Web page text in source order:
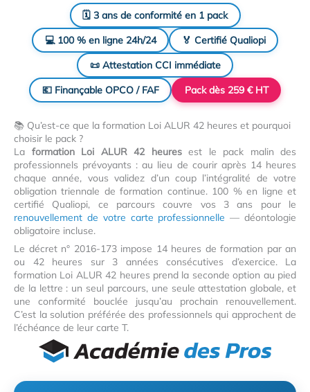
🗓️ 3 ans de conformité en 1 pack
💻 100 % en ligne 24h/24
🏅 Certifié Qualiopi
📜 Attestation CCI immédiate
💶 Finançable OPCO / FAF
Pack dès 259 € HT
📚 Qu’est-ce que la formation Loi ALUR 42 heures et pourquoi
choisir le pack ?
La formation Loi ALUR 42 heuresest le pack malin des
professionnels prévoyants : au lieu de courir après 14 heures
chaque année, vous validez d’un coup l’intégralité de votre
obligation triennale de formation continue. 100 % en ligne et
certifié Qualiopi, ce parcours couvre vos 3 ans pour le
renouvellement de votre carte professionnelle — déontologie
obligatoire incluse.
Le décret n° 2016-173 impose 14 heures de formation par an
ou 42 heures sur 3 années consécutives d’exercice. La
formation Loi ALUR 42 heures prend la seconde option au pied
de la lettre : un seul parcours, une seule attestation globale, et
une conformité bouclée jusqu’au prochain renouvellement.
C’est la solution préférée des professionnels qui approchent de
l’échéance de leur carte T.